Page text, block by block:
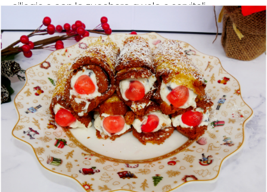
ciliegie e con lo zucchero a velo e serviteli.